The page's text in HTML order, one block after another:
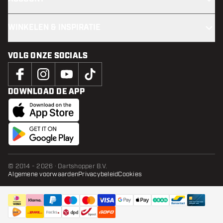
IN WINKELWAGEN
VOLG ONZE SOCIALS
DOWNLOAD DE APP
© 2014 - 2026 · Dartshopper B.V.
Algemene voorwaardenPrivacybeleidCookies